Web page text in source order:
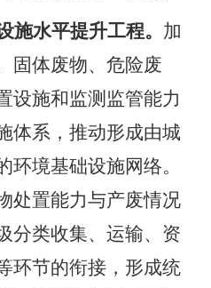
施水平提升工程。 加
固体废物、危险废
设施和监测监管能力
体系，推动形成由城
环境基础设施网络。
处置能力与产废情况
分类收集、运输、资
环节的衔接，形成统